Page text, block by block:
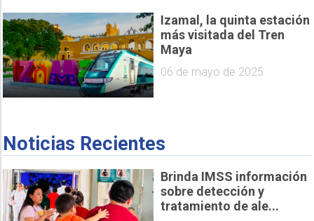
Izamal, la quinta estación
más visitada del Tren
Maya
06 de mayo de 2025
Noticias Recientes
Brinda IMSS información
sobre detección y
tratamiento de ale...